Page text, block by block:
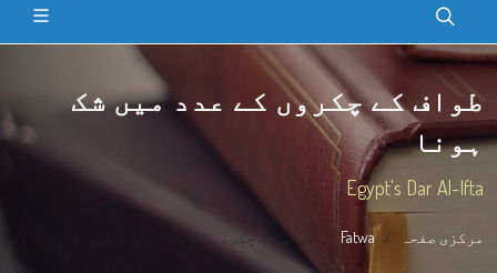
طواف کے چکروں کے عدد میں شک
ہونا
Egypt's Dar Al-Ifta
مرکزی صفحہ Fatwa طواف کے چکروں کے عدد میں شک ہونا